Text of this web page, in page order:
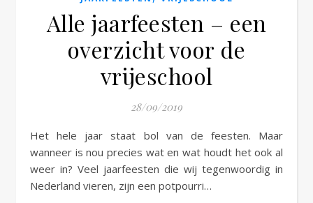
Alle jaarfeesten – een
overzicht voor de
vrijeschool
28/09/2019
Het hele jaar staat bol van de feesten. Maar
wanneer is nou precies wat en wat houdt het ook al
weer in? Veel jaarfeesten die wij tegenwoordig in
Nederland vieren, zijn een potpourri…